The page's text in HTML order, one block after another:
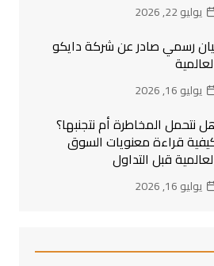
يوليو 22, 2026
رسمي صادر عن شركة دايكو
يوليو 16, 2026
نتحمل المخاطرة أم نتجنبها؟
قراءة معنويات السوق
قبل التداول
يوليو 16, 2026